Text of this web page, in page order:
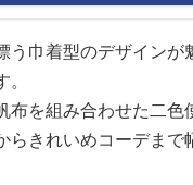
う巾着型のデザインが
布を組み合わせた二色
らきれいめコーデまで